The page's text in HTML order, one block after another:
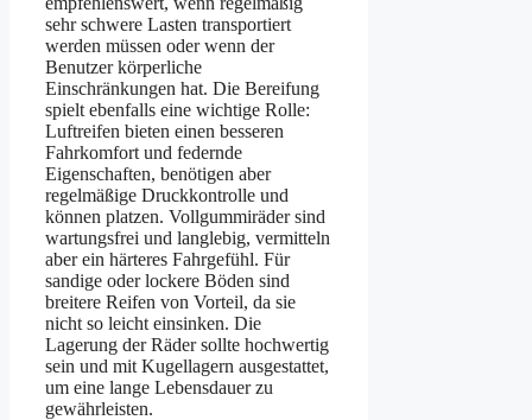
sehr schwere Lasten transportiert
werden müssen oder wenn der
Benutzer körperliche
Einschränkungen hat. Die Bereifung
spielt ebenfalls eine wichtige Rolle:
Luftreifen bieten einen besseren
Fahrkomfort und federnde
Eigenschaften, benötigen aber
regelmäßige Druckkontrolle und
können platzen. Vollgummiräder sind
wartungsfrei und langlebig, vermitteln
aber ein härteres Fahrgefühl. Für
sandige oder lockere Böden sind
breitere Reifen von Vorteil, da sie
nicht so leicht einsinken. Die
Lagerung der Räder sollte hochwertig
sein und mit Kugellagern ausgestattet,
um eine lange Lebensdauer zu
gewährleisten.